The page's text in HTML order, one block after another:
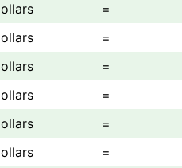
=
=
=
=
=
=